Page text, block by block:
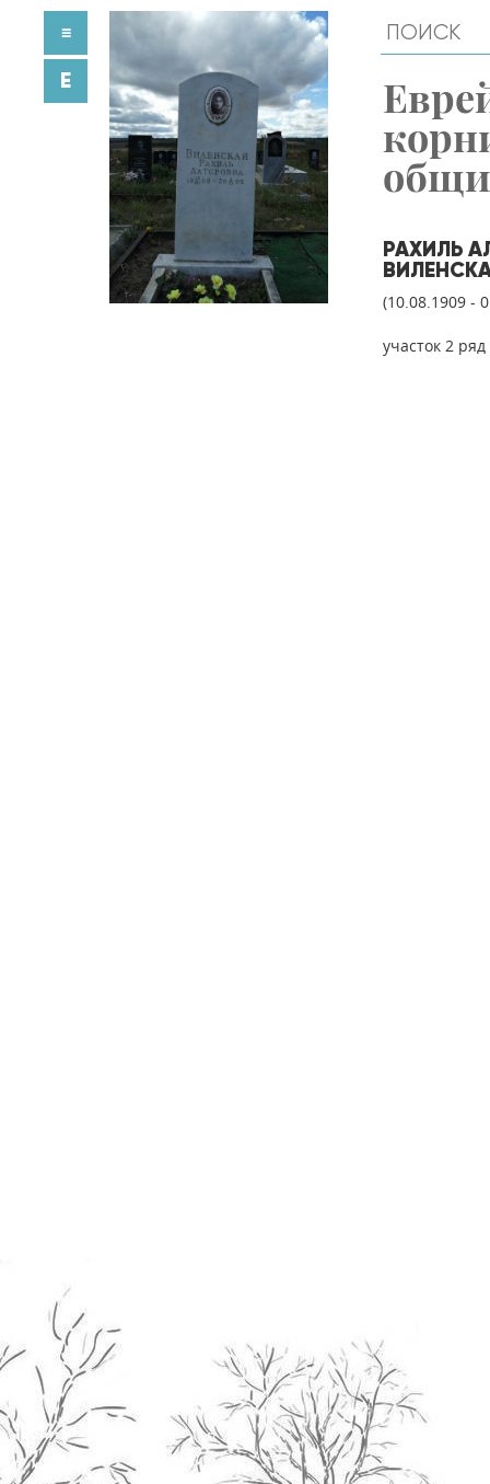
РАХИЛЬ
(10.08.1909 -
участок 2
≡
E